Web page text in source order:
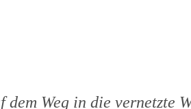
Weg in die vernetzte